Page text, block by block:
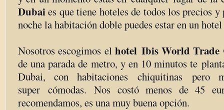
Dubaies que tiene hoteles de todos los precios
noche la habitación doble puedes estar en un
Nosotros escogimos elhotel Ibis World Trade
de una parada de metro, y en 10 minutos te
Dubai, con habitaciones chiquitinas pero
super cómodas. Nos costó menos de 45
recomendamos, es una muy buena opción.